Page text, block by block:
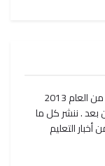
تأسست منصة واكاديمية كتاتيب اونلاين في يناير من العام 2013
بعد . ننشر كل ما
التعليم